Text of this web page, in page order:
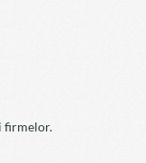
firmelor.